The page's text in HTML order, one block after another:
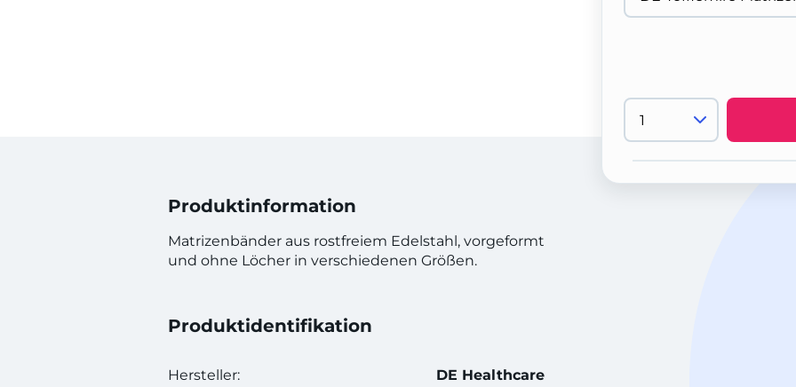
Produktinformation
Matrizenbänder aus rostfreiem Edelstahl, vorgeformt
und ohne Löcher in verschiedenen Größen.
Produktidentifikation
Hersteller: DE Healthcare